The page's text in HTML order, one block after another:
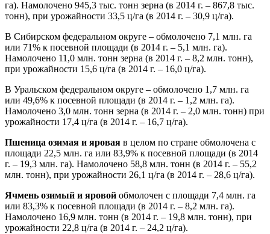
га). Намолочено 945,3 тыс. тонн зерна (в 2014 г. – 867,8 тыс.
тонн), при урожайности 33,5 ц/га (в 2014 г. – 30,9 ц/га).
В Сибирском федеральном округе – обмолочено 7,1 млн. га
или 71% к посевной площади (в 2014 г. – 5,1 млн. га).
Намолочено 11,0 млн. тонн зерна (в 2014 г. – 8,2 млн. тонн),
при урожайности 15,6 ц/га (в 2014 г. – 16,0 ц/га).
В Уральском федеральном округе – обмолочено 1,7 млн. га
или 49,6% к посевной площади (в 2014 г. – 1,2 млн. га).
Намолочено 3,0 млн. тонн зерна (в 2014 г. – 2,0 млн. тонн) при
урожайности 17,4 ц/га (в 2014 г. – 16,7 ц/га).
Пшеница озимая и яровая в целом по стране обмолочена с
площади 22,5 млн. га или 83,9% к посевной площади (в 2014
г. – 19,3 млн. га). Намолочено 58,8 млн. тонн (в 2014 г. – 55,2
млн. тонн), при урожайности 26,1 ц/га (в 2014 г. – 28,6 ц/га).
Ячмень озимый и яровой обмолочен с площади 7,4 млн. га
или 83,3% к посевной площади (в 2014 г. – 8,2 млн. га).
Намолочено 16,9 млн. тонн (в 2014 г. – 19,8 млн. тонн), при
урожайности 22,8 ц/га (в 2014 г. – 24,2 ц/га).